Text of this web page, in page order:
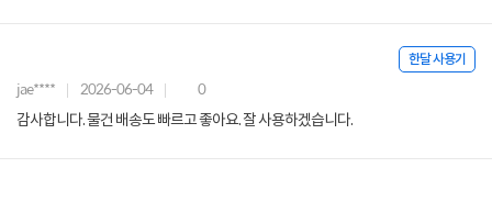
한달 사용기
jae**** 2026-06-04 0
감사합니다. 물건 배송도 빠르고 좋아요. 잘 사용하겠습니다.